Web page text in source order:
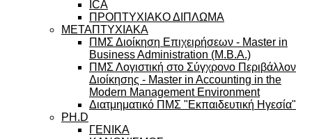
ICA
ΠΡΟΠΤΥΧΙΑΚΟ ΔΙΠΛΩΜΑ
ΜΕΤΑΠΤΥΧΙΑΚΑ
ΠΜΣ Διοίκηση Επιχειρήσεων - Master in
Business Administration (M.B.A.)
ΠΜΣ Λογιστική στο Σύγχρονο Περιβάλλον
Διοίκησης - Master in Accounting in the
Modern Management Environment
Διατμηματικό ΠΜΣ "Εκπαιδευτική Ηγεσία"
PH.D
ΓΕΝΙΚΑ